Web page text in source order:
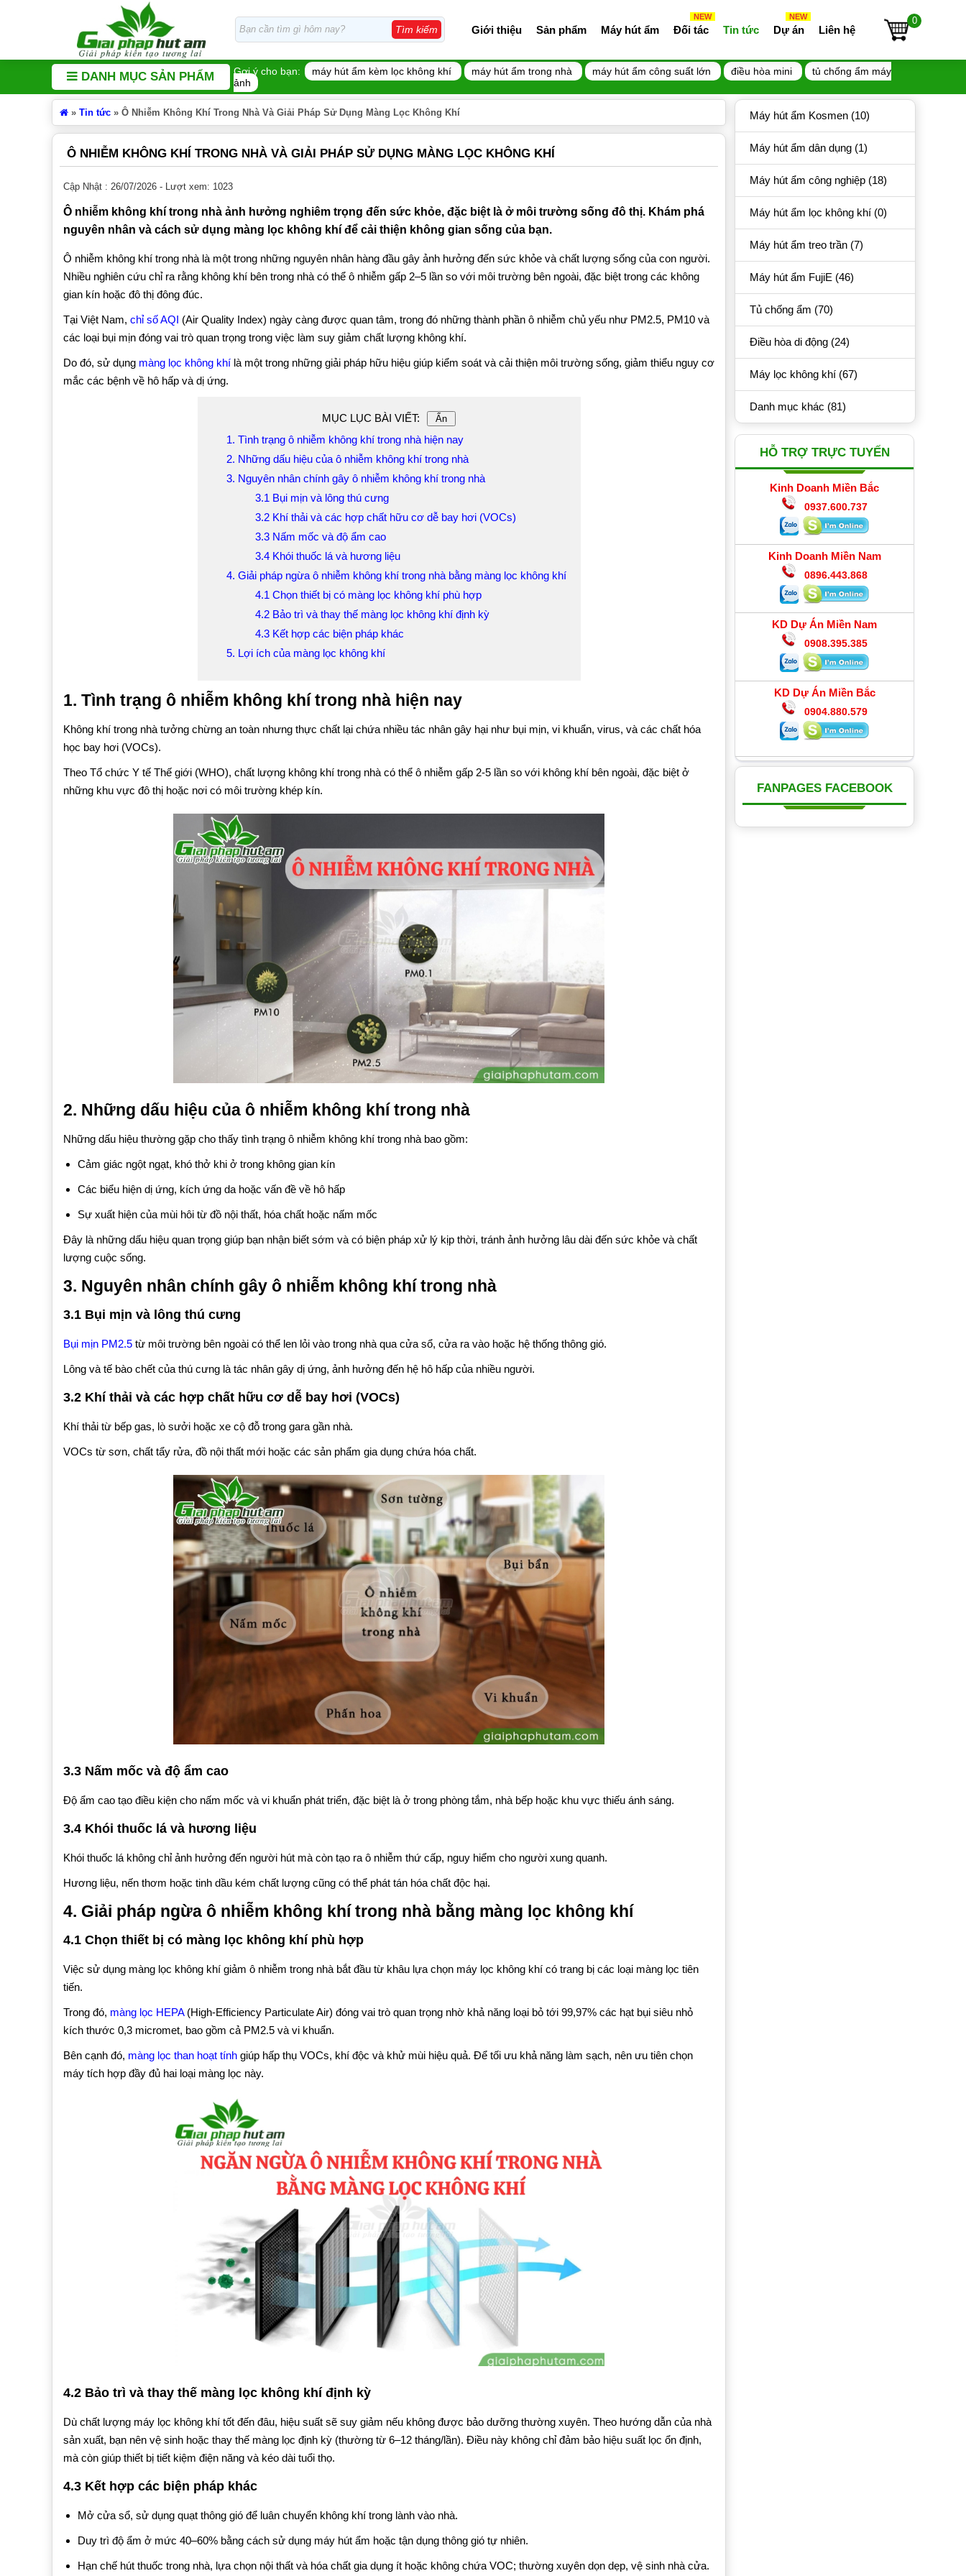
Tìm kiếm Giới thiệu Sản phẩm Máy hút ẩm Đối tác
NEW
Tin tức Dự án
NEW
Liên hệ
0
DANH MỤC SẢN PHẨM Gợi ý cho bạn: máy hút ẩm kèm lọc không khí máy hút ẩm trong nhà máy hút ẩm công suất lớn điều hòa mini
tủ chống ẩm máy
ảnh
Máy hút ẩm Kosmen (10)
Máy hút ẩm dân dụng (1)
Máy hút ẩm công nghiệp (18)
Máy hút ẩm lọc không khí (0)
Máy hút ẩm treo trần (7)
Máy hút ẩm FujiE (46)
Tủ chống ẩm (70)
Điều hòa di động (24)
Máy lọc không khí (67)
Danh mục khác (81)
HỖ TRỢ TRỰC TUYẾN
Kinh Doanh Miền Bắc
0937.600.737
Kinh Doanh Miền Nam
0896.443.868
KD Dự Án Miền Nam
0908.395.385
KD Dự Án Miền Bắc
0904.880.579
FANPAGES FACEBOOK
» Tin tức » Ô Nhiễm Không Khí Trong Nhà Và Giải Pháp Sử Dụng Màng Lọc Không Khí
Ô NHIỄM KHÔNG KHÍ TRONG NHÀ VÀ GIẢI PHÁP SỬ DỤNG MÀNG LỌC KHÔNG KHÍ
Cập Nhật : 26/07/2026 - Lượt xem: 1023
Ô nhiễm không khí trong nhà ảnh hưởng nghiêm trọng đến sức khỏe, đặc biệt là ở môi trường sống đô thị. Khám phá
nguyên nhân và cách sử dụng màng lọc không khí để cải thiện không gian sống của bạn.
Ô nhiễm không khí trong nhà là một trong những nguyên nhân hàng đầu gây ảnh hưởng đến sức khỏe và chất lượng sống của con người.
Nhiều nghiên cứu chỉ ra rằng không khí bên trong nhà có thể ô nhiễm gấp 2–5 lần so với môi trường bên ngoài, đặc biệt trong các không
gian kín hoặc đô thị đông đúc.
Tại Việt Nam, chỉ số AQI (Air Quality Index) ngày càng được quan tâm, trong đó những thành phần ô nhiễm chủ yếu như PM2.5, PM10 và
các loại bụi mịn đóng vai trò quan trọng trong việc làm suy giảm chất lượng không khí.
Do đó, sử dụng màng lọc không khí là một trong những giải pháp hữu hiệu giúp kiểm soát và cải thiện môi trường sống, giảm thiểu nguy cơ
mắc các bệnh về hô hấp và dị ứng.
MỤC LỤC BÀI VIẾT: Ẩn
1. Tình trạng ô nhiễm không khí trong nhà hiện nay
2. Những dấu hiệu của ô nhiễm không khí trong nhà
3. Nguyên nhân chính gây ô nhiễm không khí trong nhà
3.1 Bụi mịn và lông thú cưng
3.2 Khí thải và các hợp chất hữu cơ dễ bay hơi (VOCs)
3.3 Nấm mốc và độ ẩm cao
3.4 Khói thuốc lá và hương liệu
4. Giải pháp ngừa ô nhiễm không khí trong nhà bằng màng lọc không khí
4.1 Chọn thiết bị có màng lọc không khí phù hợp
4.2 Bảo trì và thay thế màng lọc không khí định kỳ
4.3 Kết hợp các biện pháp khác
5. Lợi ích của màng lọc không khí
1. Tình trạng ô nhiễm không khí trong nhà hiện nay
Không khí trong nhà tưởng chừng an toàn nhưng thực chất lại chứa nhiều tác nhân gây hại như bụi mịn, vi khuẩn, virus, và các chất hóa
học bay hơi (VOCs).
Theo Tổ chức Y tế Thế giới (WHO), chất lượng không khí trong nhà có thể ô nhiễm gấp 2-5 lần so với không khí bên ngoài, đặc biệt ở
những khu vực đô thị hoặc nơi có môi trường khép kín.
2. Những dấu hiệu của ô nhiễm không khí trong nhà
Những dấu hiệu thường gặp cho thấy tình trạng ô nhiễm không khí trong nhà bao gồm:
Cảm giác ngột ngạt, khó thở khi ở trong không gian kín
Các biểu hiện dị ứng, kích ứng da hoặc vấn đề về hô hấp
Sự xuất hiện của mùi hôi từ đồ nội thất, hóa chất hoặc nấm mốc
Đây là những dấu hiệu quan trọng giúp bạn nhận biết sớm và có biện pháp xử lý kịp thời, tránh ảnh hưởng lâu dài đến sức khỏe và chất
lượng cuộc sống.
3. Nguyên nhân chính gây ô nhiễm không khí trong nhà
3.1 Bụi mịn và lông thú cưng
Bụi mịn PM2.5 từ môi trường bên ngoài có thể len lỏi vào trong nhà qua cửa sổ, cửa ra vào hoặc hệ thống thông gió.
Lông và tế bào chết của thú cưng là tác nhân gây dị ứng, ảnh hưởng đến hệ hô hấp của nhiều người.
3.2 Khí thải và các hợp chất hữu cơ dễ bay hơi (VOCs)
Khí thải từ bếp gas, lò sưởi hoặc xe cộ đỗ trong gara gần nhà.
VOCs từ sơn, chất tẩy rửa, đồ nội thất mới hoặc các sản phẩm gia dụng chứa hóa chất.
3.3 Nấm mốc và độ ẩm cao
Độ ẩm cao tạo điều kiện cho nấm mốc và vi khuẩn phát triển, đặc biệt là ở trong phòng tắm, nhà bếp hoặc khu vực thiếu ánh sáng.
3.4 Khói thuốc lá và hương liệu
Khói thuốc lá không chỉ ảnh hưởng đến người hút mà còn tạo ra ô nhiễm thứ cấp, nguy hiểm cho người xung quanh.
Hương liệu, nến thơm hoặc tinh dầu kém chất lượng cũng có thể phát tán hóa chất độc hại.
4. Giải pháp ngừa ô nhiễm không khí trong nhà bằng màng lọc không khí
4.1 Chọn thiết bị có màng lọc không khí phù hợp
Việc sử dụng màng lọc không khí giảm ô nhiễm trong nhà bắt đầu từ khâu lựa chọn máy lọc không khí có trang bị các loại màng lọc tiên
tiến.
Trong đó, màng lọc HEPA(High-Efficiency Particulate Air) đóng vai trò quan trọng nhờ khả năng loại bỏ tới 99,97% các hạt bụi siêu nhỏ
kích thước 0,3 micromet, bao gồm cả PM2.5 và vi khuẩn.
Bên cạnh đó, màng lọc than hoạt tính giúp hấp thụ VOCs, khí độc và khử mùi hiệu quả. Để tối ưu khả năng làm sạch, nên ưu tiên chọn
máy tích hợp đầy đủ hai loại màng lọc này.
4.2 Bảo trì và thay thế màng lọc không khí định kỳ
Dù chất lượng máy lọc không khí tốt đến đâu, hiệu suất sẽ suy giảm nếu không được bảo dưỡng thường xuyên. Theo hướng dẫn của nhà
sản xuất, bạn nên vệ sinh hoặc thay thế màng lọc định kỳ (thường từ 6–12 tháng/lần). Điều này không chỉ đảm bảo hiệu suất lọc ổn định,
mà còn giúp thiết bị tiết kiệm điện năng và kéo dài tuổi thọ.
4.3 Kết hợp các biện pháp khác
Mở cửa sổ, sử dụng quạt thông gió để luân chuyển không khí trong lành vào nhà.
Duy trì độ ẩm ở mức 40–60% bằng cách sử dụng máy hút ẩm hoặc tận dụng thông gió tự nhiên.
Hạn chế hút thuốc trong nhà, lựa chọn nội thất và hóa chất gia dụng ít hoặc không chứa VOC; thường xuyên dọn dẹp, vệ sinh nhà cửa.